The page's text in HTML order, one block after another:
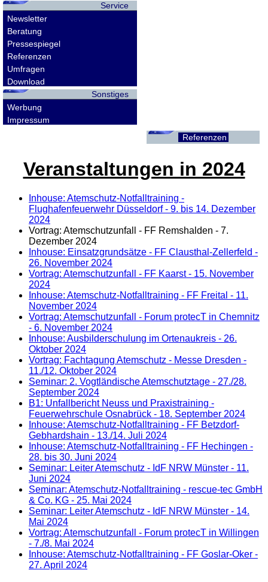
Service
Newsletter
Beratung
Pressespiegel
Referenzen
Umfragen
Download
Sonstiges
Werbung
Impressum
Referenzen
Veranstaltungen in 2024
Inhouse: Atemschutz-Notfalltraining -
Flughafenfeuerwehr Düsseldorf - 9. bis 14. Dezember
2024
Vortrag: Atemschutzunfall - FF Remshalden - 7.
Dezember 2024
Inhouse: Einsatzgrundsätze - FF Clausthal-Zellerfeld -
26. November 2024
Vortrag: Atemschutzunfall - FF Kaarst - 15. November
2024
Inhouse: Atemschutz-Notfalltraining - FF Freital - 11.
November 2024
Vortrag: Atemschutzunfall - Forum protecT in Chemnitz
- 6. November 2024
Inhouse: Ausbilderschulung im Ortenaukreis - 26.
Oktober 2024
Vortrag: Fachtagung Atemschutz - Messe Dresden -
11./12. Oktober 2024
Seminar: 2. Vogtländische Atemschutztage - 27./28.
September 2024
B1: Unfallbericht Neuss und Praxistraining -
Feuerwehrschule Osnabrück - 18. September 2024
Inhouse: Atemschutz-Notfalltraining - FF Betzdorf-
Gebhardshain - 13./14. Juli 2024
Inhouse: Atemschutz-Notfalltraining - FF Hechingen -
28. bis 30. Juni 2024
Seminar: Leiter Atemschutz - IdF NRW Münster - 11.
Juni 2024
Seminar: Atemschutz-Notfalltraining - rescue-tec GmbH
& Co. KG - 25. Mai 2024
Seminar: Leiter Atemschutz - IdF NRW Münster - 14.
Mai 2024
Vortrag: Atemschutzunfall - Forum protecT in Willingen
- 7./8. Mai 2024
Inhouse: Atemschutz-Notfalltraining - FF Goslar-Oker -
27. April 2024